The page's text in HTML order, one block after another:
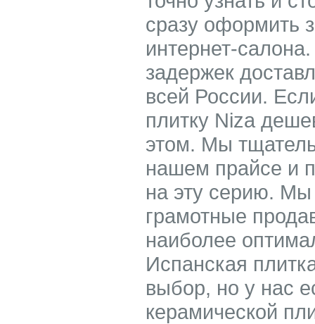
сразу оформить
интернет-
задержек
всей России.
плитку Niza
этом. Мы
нашем прайсе и
на эту серию.
грамотные
наиболее
Испанская
выбор, но у нас
керамической